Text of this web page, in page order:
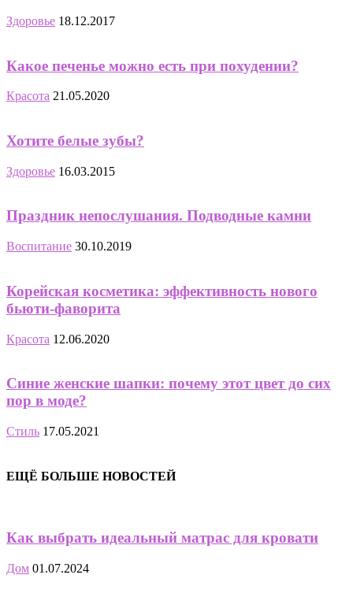
Здоровье 18.12.2017
Какое печенье можно есть при похудении?
Красота 21.05.2020
Хотите белые зубы?
Здоровье 16.03.2015
Праздник непослушания. Подводные камни
Воспитание 30.10.2019
Корейская косметика: эффективность нового
бьюти-фаворита
Красота 12.06.2020
Синие женские шапки: почему этот цвет до сих
пор в моде?
Стиль 17.05.2021
ЕЩЁ БОЛЬШЕ НОВОСТЕЙ
Как выбрать идеальный матрас для кровати
Дом 01.07.2024